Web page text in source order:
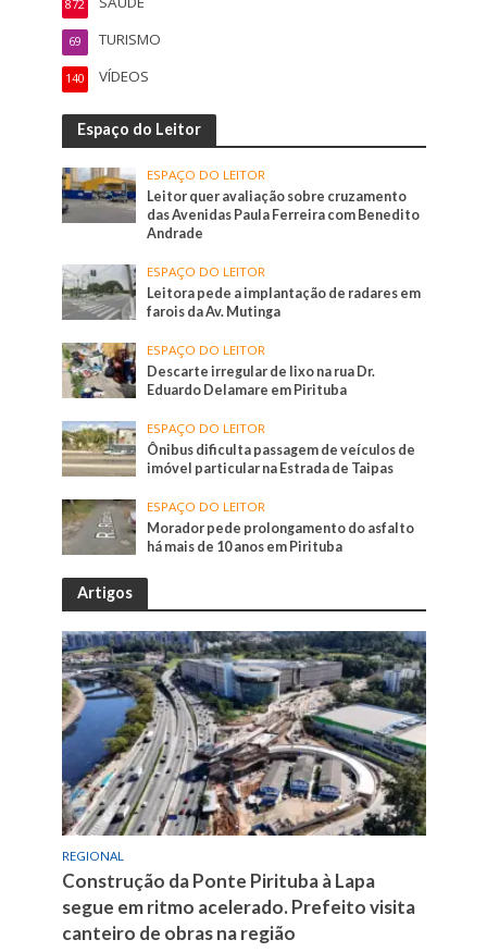
872
TURISMO
69
VÍDEOS
140
Espaço do Leitor
ESPAÇO DO LEITOR
Leitor quer avaliação sobre cruzamento
das Avenidas Paula Ferreira com Benedito
Andrade
ESPAÇO DO LEITOR
Leitora pede a implantação de radares em
farois da Av. Mutinga
ESPAÇO DO LEITOR
Descarte irregular de lixo na rua Dr.
Eduardo Delamare em Pirituba
ESPAÇO DO LEITOR
Ônibus dificulta passagem de veículos de
imóvel particular na Estrada de Taipas
ESPAÇO DO LEITOR
Morador pede prolongamento do asfalto
há mais de 10 anos em Pirituba
Artigos
REGIONAL
Construção da Ponte Pirituba à Lapa
segue em ritmo acelerado. Prefeito visita
canteiro de obras na região